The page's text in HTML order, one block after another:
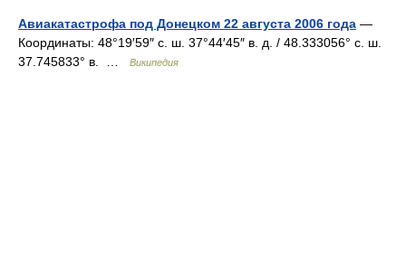
Авиакатастрофа под Донецком 22 августа 2006 года —
Координаты: 48°19′59″ с. ш. 37°44′45″ в. д. / 48.333056° с. ш.
37.745833° в. …
Википедия